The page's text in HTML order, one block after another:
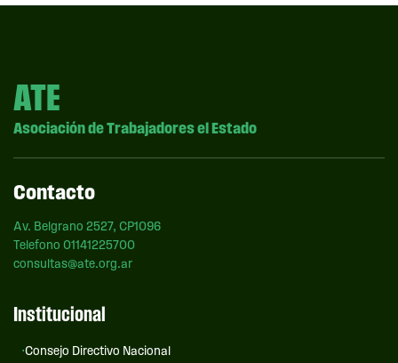
ATE
Asociación de Trabajadores el Estado
Contacto
Av. Belgrano 2527, CP1096
Telefono 01141225700
consultas@ate.org.ar
Institucional
Consejo Directivo Nacional